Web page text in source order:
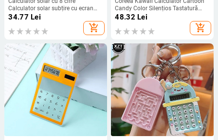
Calculator solar subțire cu ecran
tactil Design card de credit de
dimensiune mini Computer portabil
subțire
34.77 Lei
add_shopping_cart
Candy Color Silențios Tastatură
mecanică Calculator de birou
contabilă
48.32 Lei
add_shopping_cart